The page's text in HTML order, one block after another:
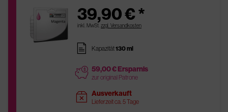
39,90 € *
inkl. MwSt. zzgl. Versandkosten
pages Kapazität130 ml
price 59,00 € Ersparnis
zur original Patrone
sold Ausverkauft
Lieferzeit ca. 5 Tage